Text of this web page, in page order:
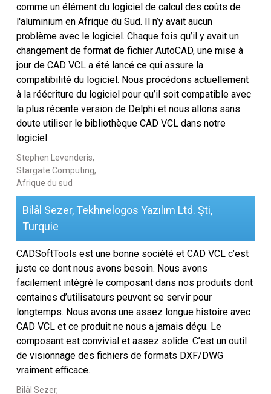
comme un élément du logiciel de calcul des coûts de
l'aluminium en Afrique du Sud. Il n’y avait aucun
problème avec le logiciel. Chaque fois qu’il y avait un
changement de format de fichier AutoCAD, une mise à
jour de CAD VCL a été lancé ce qui assure la
compatibilité du logiciel. Nous procédons actuellement
à la réécriture du logiciel pour qu’il soit compatible avec
la plus récente version de Delphi et nous allons sans
doute utiliser le bibliothèque CAD VCL dans notre
logiciel.
Stephen Levenderis,
Stargate Computing,
Afrique du sud
Bilâl Sezer, Tekhnelogos Yazılım Ltd. Şti,
Turquie
CADSoftTools est une bonne société et CAD VCL c’est
juste ce dont nous avons besoin. Nous avons
facilement intégré le composant dans nos produits dont
centaines d’utilisateurs peuvent se servir pour
longtemps. Nous avons une assez longue histoire avec
CAD VCL et ce produit ne nous a jamais déçu. Le
composant est convivial et assez solide. C’est un outil
de visionnage des fichiers de formats DXF/DWG
vraiment efficace.
Bilâl Sezer,